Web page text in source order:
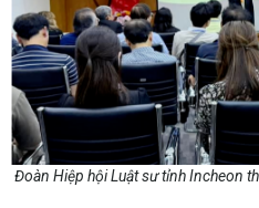
Đoàn Hiệp hội Luật sư tỉnh Incheon